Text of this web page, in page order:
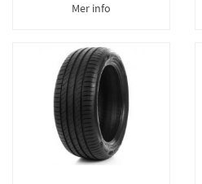
Mer info